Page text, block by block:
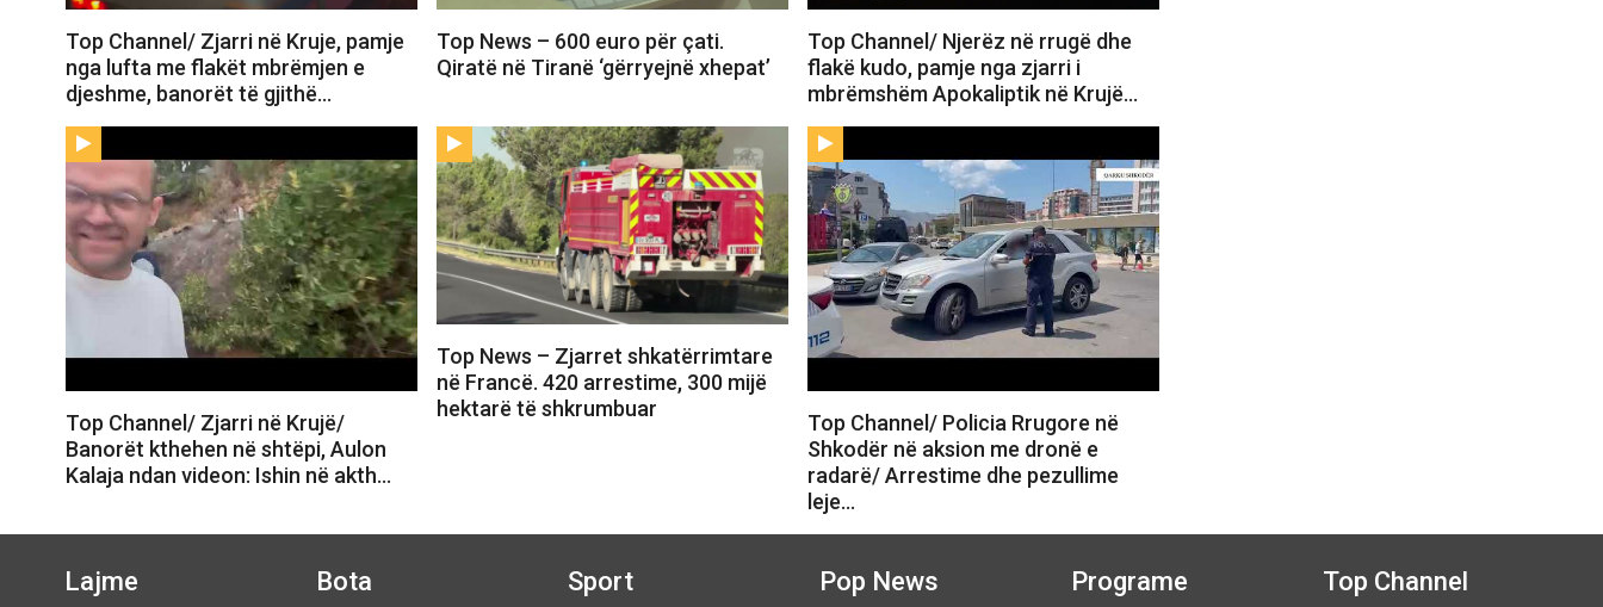
Top Channel/ Zjarri në Kruje, pamje
nga lufta me flakët mbrëmjen e
djeshme, banorët të gjithë…
Top News – 600 euro për çati.
Qiratë në Tiranë ‘gërryejnë xhepat’
Top Channel/ Njerëz në rrugë dhe
flakë kudo, pamje nga zjarri i
mbrëmshëm Apokaliptik në Krujë…
Top Channel/ Zjarri në Krujë/
Banorët kthehen në shtëpi, Aulon
Kalaja ndan videon: Ishin në akth…
Top News – Zjarret shkatërrimtare
në Francë. 420 arrestime, 300 mijë
hektarë të shkrumbuar
Top Channel/ Policia Rrugore në
Shkodër në aksion me dronë e
radarë/ Arrestime dhe pezullime
leje…
Lajme Bota Sport Pop News Programe Top Channel